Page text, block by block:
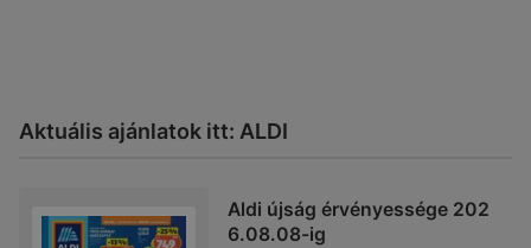
Aktuális ajánlatok itt: ALDI
Aldi újság érvényessége 202
6.08.08-ig